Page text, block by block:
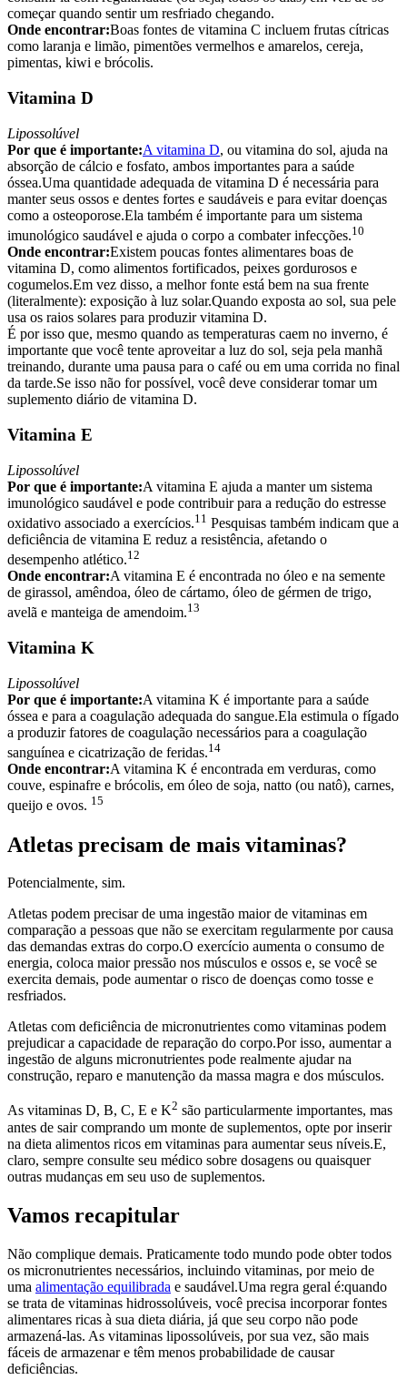
começar quando sentir um resfriado chegando.
Onde encontrar:Boas fontes de vitamina C incluem frutas cítricas
como laranja e limão, pimentões vermelhos e amarelos, cereja,
pimentas, kiwi e brócolis.
Vitamina D
Lipossolúvel
Por que é importante:A vitamina D, ou vitamina do sol, ajuda na
absorção de cálcio e fosfato, ambos importantes para a saúde
óssea.Uma quantidade adequada de vitamina D é necessária para
manter seus ossos e dentes fortes e saudáveis e para evitar doenças
como a osteoporose.Ela também é importante para um sistema
imunológico saudável e ajuda o corpo a combater infecções.10
Onde encontrar:Existem poucas fontes alimentares boas de
vitamina D, como alimentos fortificados, peixes gordurosos e
cogumelos.Em vez disso, a melhor fonte está bem na sua frente
(literalmente): exposição à luz solar.Quando exposta ao sol, sua pele
usa os raios solares para produzir vitamina D.
É por isso que, mesmo quando as temperaturas caem no inverno, é
importante que você tente aproveitar a luz do sol, seja pela manhã
treinando, durante uma pausa para o café ou em uma corrida no final
da tarde.Se isso não for possível, você deve considerar tomar um
suplemento diário de vitamina D.
Vitamina E
Lipossolúvel
Por que é importante:A vitamina E ajuda a manter um sistema
imunológico saudável e pode contribuir para a redução do estresse
oxidativo associado a exercícios.11 Pesquisas também indicam que a
deficiência de vitamina E reduz a resistência, afetando o
desempenho atlético.12
Onde encontrar:A vitamina E é encontrada no óleo e na semente
de girassol, amêndoa, óleo de cártamo, óleo de gérmen de trigo,
avelã e manteiga de amendoim.13
Vitamina K
Lipossolúvel
Por que é importante:A vitamina K é importante para a saúde
óssea e para a coagulação adequada do sangue.Ela estimula o fígado
a produzir fatores de coagulação necessários para a coagulação
sanguínea e cicatrização de feridas.14
Onde encontrar:A vitamina K é encontrada em verduras, como
couve, espinafre e brócolis, em óleo de soja, natto (ou natô), carnes,
queijo e ovos. 15
Atletas precisam de mais vitaminas?
Potencialmente, sim.
Atletas podem precisar de uma ingestão maior de vitaminas em
comparação a pessoas que não se exercitam regularmente por causa
das demandas extras do corpo.O exercício aumenta o consumo de
energia, coloca maior pressão nos músculos e ossos e, se você se
exercita demais, pode aumentar o risco de doenças como tosse e
resfriados.
Atletas com deficiência de micronutrientes como vitaminas podem
prejudicar a capacidade de reparação do corpo.Por isso, aumentar a
ingestão de alguns micronutrientes pode realmente ajudar na
construção, reparo e manutenção da massa magra e dos músculos.
As vitaminas D, B, C, E e K2 são particularmente importantes, mas
antes de sair comprando um monte de suplementos, opte por inserir
na dieta alimentos ricos em vitaminas para aumentar seus níveis.E,
claro, sempre consulte seu médico sobre dosagens ou quaisquer
outras mudanças em seu uso de suplementos.
Vamos recapitular
Não complique demais. Praticamente todo mundo pode obter todos
os micronutrientes necessários, incluindo vitaminas, por meio de
uma alimentação equilibrada e saudável.Uma regra geral é:quando
se trata de vitaminas hidrossolúveis, você precisa incorporar fontes
alimentares ricas à sua dieta diária, já que seu corpo não pode
armazená-las. As vitaminas lipossolúveis, por sua vez, são mais
fáceis de armazenar e têm menos probabilidade de causar
deficiências.